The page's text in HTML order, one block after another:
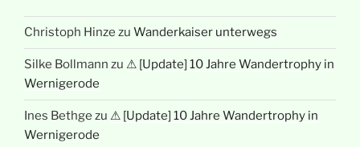
Christoph Hinze zu Wanderkaiser unterwegs
Silke Bollmann zu ⚠ [Update] 10 Jahre Wandertrophy in
Wernigerode
Ines Bethge zu ⚠ [Update] 10 Jahre Wandertrophy in
Wernigerode